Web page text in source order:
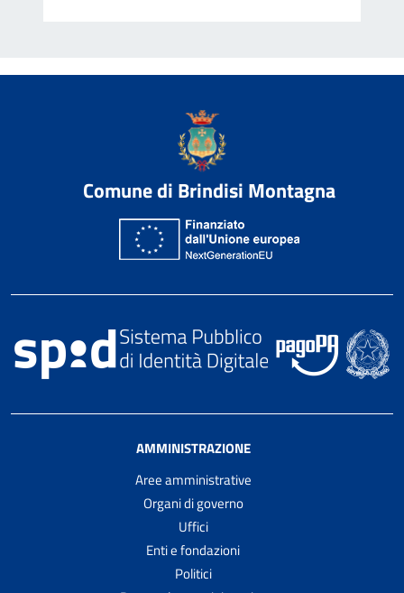
Comune di Brindisi Montagna
AMMINISTRAZIONE
Aree amministrative
Organi di governo
Uffici
Enti e fondazioni
Politici